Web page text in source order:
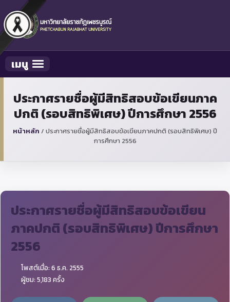
Toggle navigation
เมนู
ประกาศรายชื่อผู้มีสิทธิสอบข้อเขียนภาค
ปกติ (รอบสิทธิพิเศษ) ปีการศึกษา 2556
หน้าหลัก / ประกาศรายชื่อผู้มีสิทธิสอบข้อเขียนภาคปกติ (รอบสิทธิพิเศษ) ปี
การศึกษา 2556
ประกาศรายชื่อผู้มีสิทธิสอบข้อเขียน
ภาคปกติ (รอบสิทธิพิเศษ) ปีการศึกษา
2556
โพสต์เมื่อ: 6 ธ.ค. 2555
ผู้ชม: 5,183 ครั้ง